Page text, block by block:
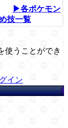
▶各ポケモン
技一覧
使うことができ
イン